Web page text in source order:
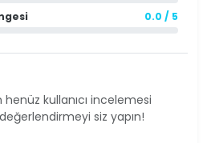
0.0 / 5
kullanıcı incelemesi
siz yapın!